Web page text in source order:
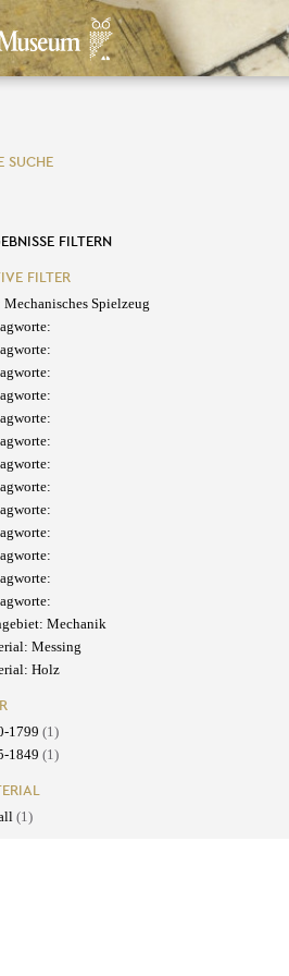
SUCHE
FILTERN
FILTER
Mechanisches Spielzeug
Mechanik
Messing
Holz
1799 (1)
1849 (1)
(1)